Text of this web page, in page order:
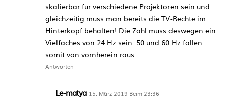
skalierbar für verschiedene Projektoren sein und
gleichzeitig muss man bereits die TV-Rechte im
Hinterkopf behalten! Die Zahl muss deswegen ein
Vielfaches von 24 Hz sein. 50 und 60 Hz fallen
somit von vornherein raus.
Antworten
Le-matya 15. März 2019 Beim 23:36